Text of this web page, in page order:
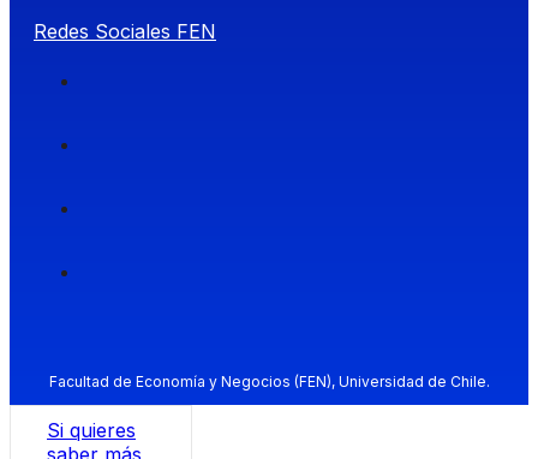
Redes Sociales FEN
Facultad de Economía y Negocios (FEN), Universidad de Chile.
Si quieres
saber más